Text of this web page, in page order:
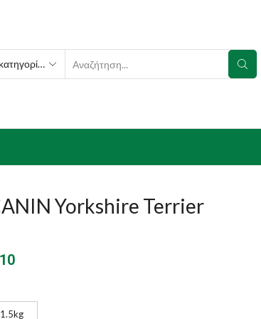
SEARCH
Yorkshire Terrier
Price
€6.80
1.5kg